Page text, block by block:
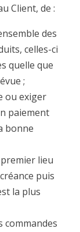
Client, de :
des
celles-ci
quelle que
;
ou exiger
paiement
bonne
lieu
puis
la plus
commandes